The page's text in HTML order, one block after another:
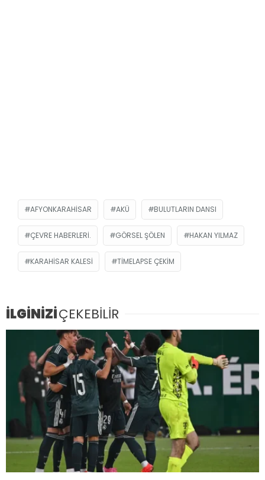
AFYONKARAHISAR AKÜ BULUTLARIN DANSI
ÇEVRE HABERLERI. GÖRSEL ŞÖLEN HAKAN YILMAZ
KARAHISAR KALESI TIMELAPSE ÇEKIM
İLGİNİZİÇEKEBİLİR